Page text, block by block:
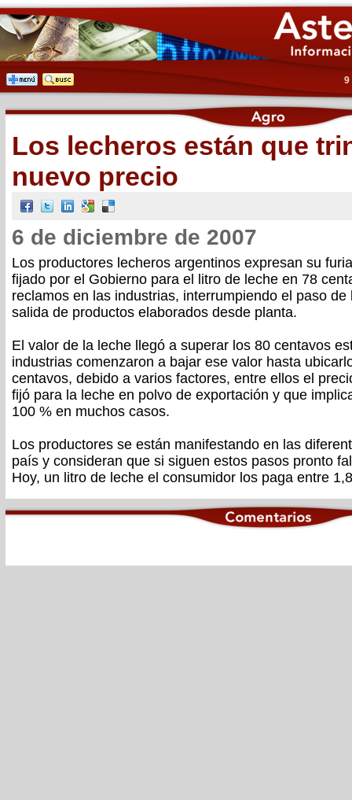
9
Los lecheros están que
nuevo precio
6 de diciembre de 2007
Los productores lecheros argentinos expresan su
fijado por el Gobierno para el litro de leche en 78
reclamos en las industrias, interrumpiendo el paso de
salida de productos elaborados desde planta.
El valor de la leche llegó a superar los 80 centavos
industrias comenzaron a bajar ese valor hasta
centavos, debido a varios factores, entre ellos el
fijó para la leche en polvo de exportación y que
100 % en muchos casos.
Los productores se están manifestando en las
país y consideran que si siguen estos pasos pronto
Hoy, un litro de leche el consumidor los paga entre